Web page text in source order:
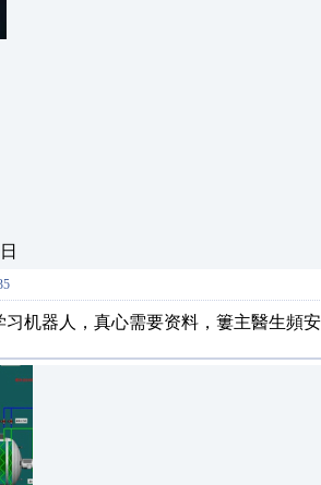
习机器人，真心需要资料，簍主醫生頻安